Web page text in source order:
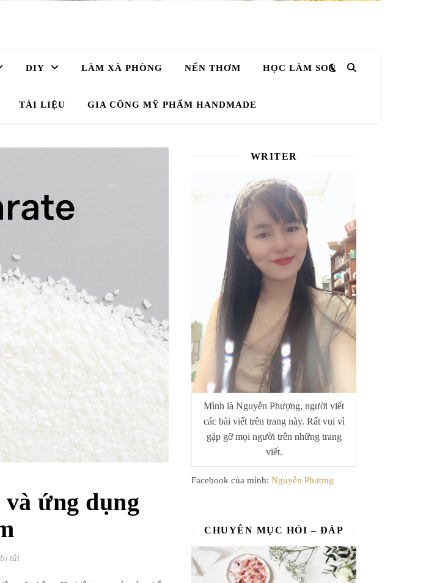
DIY LÀM XÀ PHÒNG NẾN THƠM HỌC LÀM SON
TÀI LIỆU GIA CÔNG MỸ PHẨM HANDMADE
ứng dụng
tắtở Glycol Distearate: Vai trò và ứng dụng trong mỹ phẩm
WRITER
Mình là Nguyễn Phượng, người viết
các bài viết trên trang này. Rất vui vì
gặp gỡ mọi người trên những trang
viết.
Facebook của mình: Nguyễn Phượng
CHUYÊN MỤC HỎI – ĐÁP